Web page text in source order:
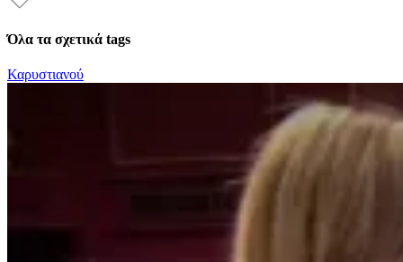
Όλα τα σχετικά tags
Καρυστιανού